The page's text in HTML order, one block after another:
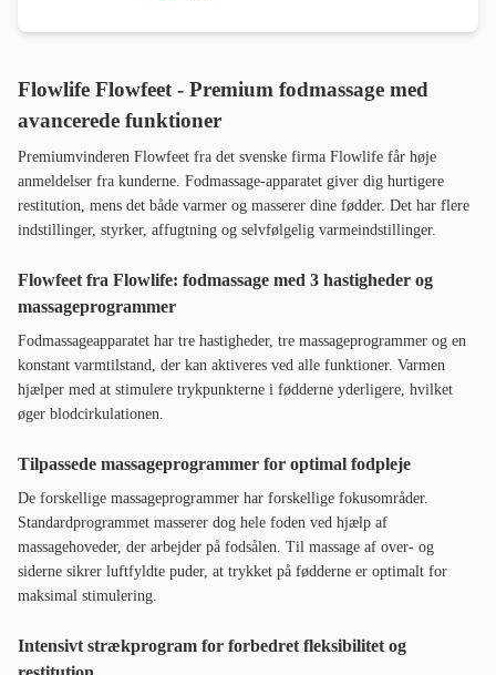
Flowlife Flowfeet - Premium fodmassage med
avancerede funktioner
Premiumvinderen Flowfeet fra det svenske firma Flowlife får høje
anmeldelser fra kunderne. Fodmassage-apparatet giver dig hurtigere
restitution, mens det både varmer og masserer dine fødder. Det har flere
indstillinger, styrker, affugtning og selvfølgelig varmeindstillinger.
Flowfeet fra Flowlife: fodmassage med 3 hastigheder og
massageprogrammer
Fodmassageapparatet har tre hastigheder, tre massageprogrammer og en
konstant varmtilstand, der kan aktiveres ved alle funktioner. Varmen
hjælper med at stimulere trykpunkterne i fødderne yderligere, hvilket
øger blodcirkulationen.
Tilpassede massageprogrammer for optimal fodpleje
De forskellige massageprogrammer har forskellige fokusområder.
Standardprogrammet masserer dog hele foden ved hjælp af
massagehoveder, der arbejder på fodsålen. Til massage af over- og
siderne sikrer luftfyldte puder, at trykket på fødderne er optimalt for
maksimal stimulering.
Intensivt strækprogram for forbedret fleksibilitet og